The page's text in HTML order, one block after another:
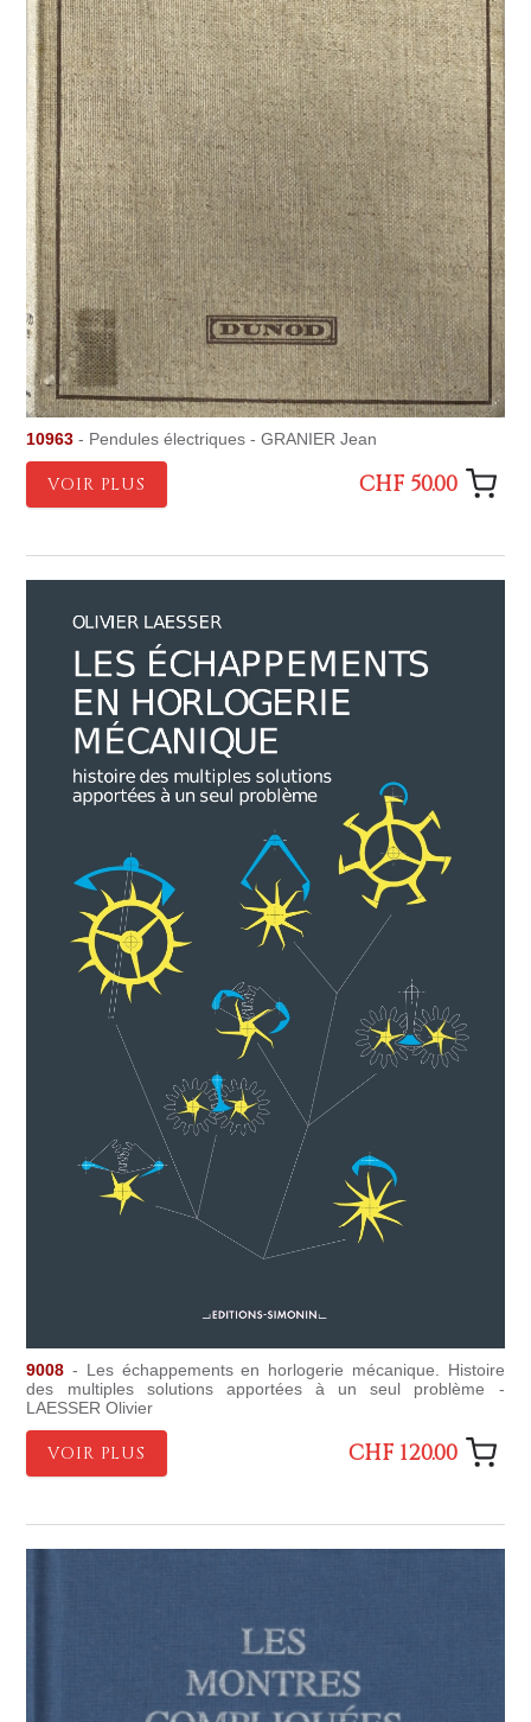
10963 - Pendules électriques - GRANIER Jean
VOIR PLUS CHF 50.00
9008 - Les échappements en horlogerie mécanique. Histoire
des multiples solutions apportées à un seul problème -
LAESSER Olivier
VOIR PLUS CHF 120.00